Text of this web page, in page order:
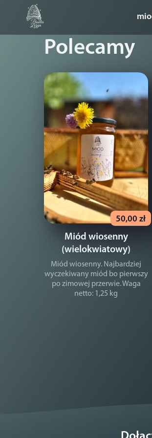
Polecamy
50,00 zł
Miód wiosenny
(wielokwiatowy)
Miód wiosenny. Najbardziej
wyczekiwany miód bo pierwszy
po zimowej przerwie. Waga
netto: 1,25 kg